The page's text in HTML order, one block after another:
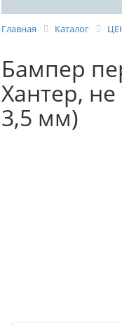
Главная Каталог
Бампер
Хантер,
3,5 мм)